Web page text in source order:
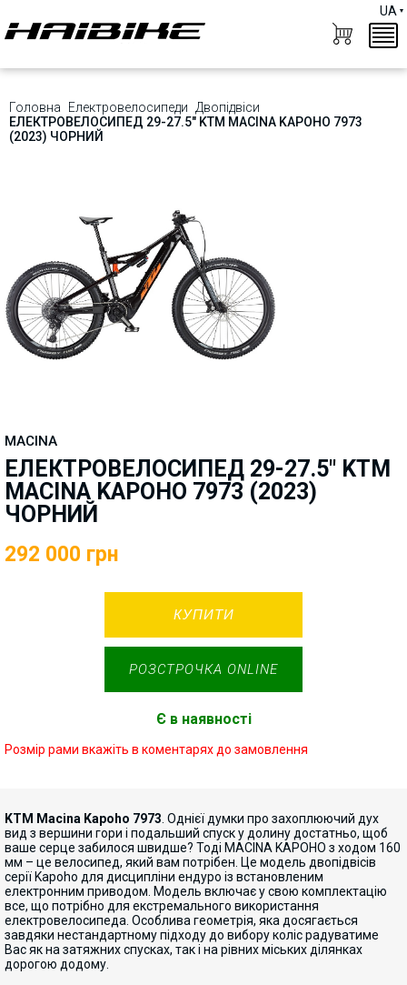
UA
Головна Електровелосипеди
Двопідвіси
ЕЛЕКТРОВЕЛОСИПЕД 29-27.5" KTM MACINA KAPOHO 7973
(2023) ЧОРНИЙ
MACINA
ЕЛЕКТРОВЕЛОСИПЕД 29-27.5" KTM
MACINA KAPOHO 7973 (2023)
ЧОРНИЙ
292 000 грн
КУПИТИ
РОЗСТРОЧКА ONLINE
Є в наявності
Розмір рами вкажіть в коментарях до замовлення
KTM Macina Kapoho 7973 . Однієї думки про захоплюючий дух
вид з вершини гори і подальший спуск у долину достатньо, щоб
ваше серце забилося швидше? Тоді MACINA KAPOHO з ходом 160
мм – це велосипед, який вам потрібен. Це модель двопідвісів
серії Kapoho для дисципліни ендуро із встановленим
електронним приводом. Модель включає у свою комплектацію
все, що потрібно для екстремального використання
електровелосипеда. Особлива геометрія, яка досягається
завдяки нестандартному підходу до вибору коліс радуватиме
Вас як на затяжних спусках, так і на рівних міських ділянках
дорогою додому.